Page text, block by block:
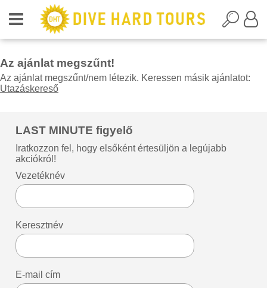
Az ajánlat megszűnt!
Az ajánlat megszűnt/nem létezik. Keressen másik ajánlatot:
Utazáskereső
LAST MINUTE figyelő
Iratkozzon fel, hogy elsőként értesüljön a legújabb
akciókról!
Vezetéknév
Keresztnév
E-mail cím